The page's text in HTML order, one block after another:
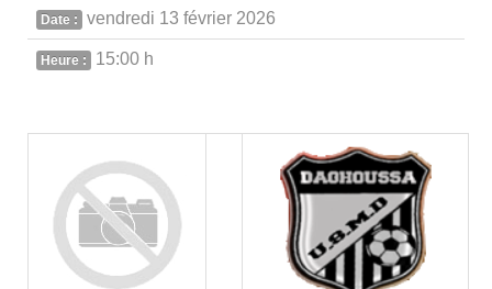
Date : vendredi 13 février 2026
Heure : 15:00 h